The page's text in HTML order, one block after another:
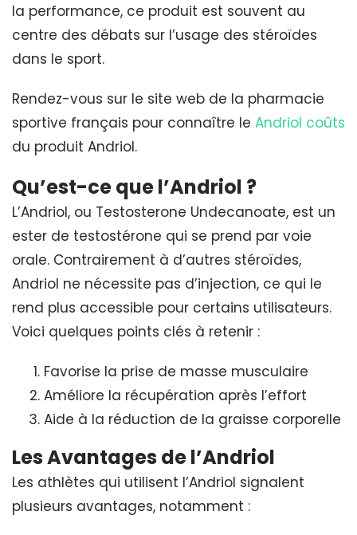
la performance, ce produit est souvent au
centre des débats sur l’usage des stéroïdes
dans le sport.
Rendez-vous sur le site web de la pharmacie
sportive français pour connaître le Andriol coûts
du produit Andriol.
Qu’est-ce que l’Andriol ?
L’Andriol, ou Testosterone Undecanoate, est un
ester de testostérone qui se prend par voie
orale. Contrairement à d’autres stéroïdes,
Andriol ne nécessite pas d’injection, ce qui le
rend plus accessible pour certains utilisateurs.
Voici quelques points clés à retenir :
Favorise la prise de masse musculaire
Améliore la récupération après l’effort
Aide à la réduction de la graisse corporelle
Les Avantages de l’Andriol
Les athlètes qui utilisent l’Andriol signalent
plusieurs avantages, notamment :